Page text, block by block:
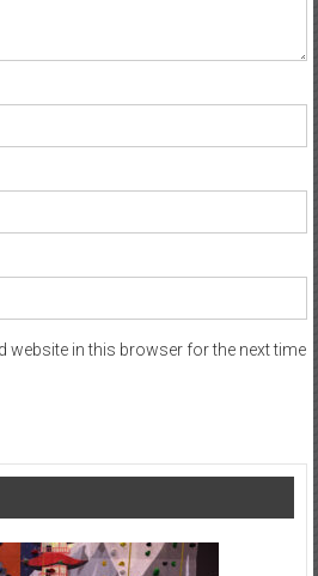
website in this browser for the next time